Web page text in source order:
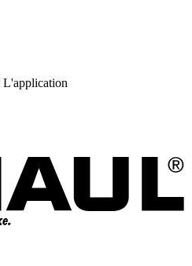
L'application